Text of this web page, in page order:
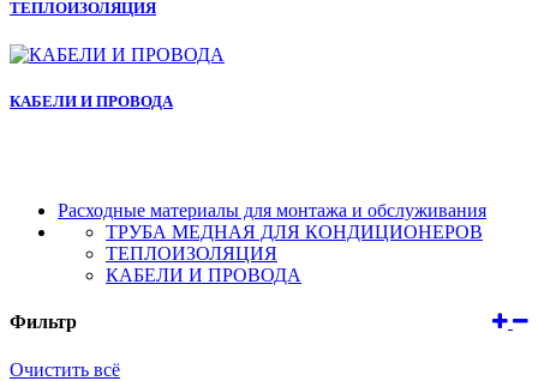
ТЕПЛОИЗОЛЯЦИЯ
КАБЕЛИ И ПРОВОДА
Расходные материалы для монтажа и обслуживания
ТРУБА МЕДНАЯ ДЛЯ КОНДИЦИОНЕРОВ
ТЕПЛОИЗОЛЯЦИЯ
КАБЕЛИ И ПРОВОДА
Фильтр
Очистить всё